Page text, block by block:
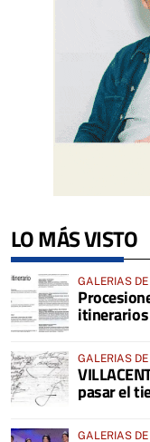
LO MÁS VISTO
GALERIAS
itinerarios
GALERIAS
pasar el
GALERIAS